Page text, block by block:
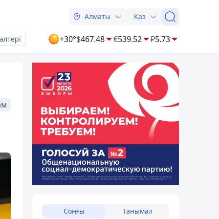
Алматы Қаз
+30°$467.48 €539.52 ₽5.73
Соңғы Танымал